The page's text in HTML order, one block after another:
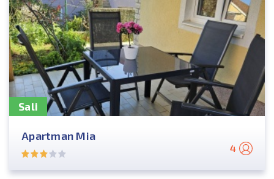
Sali
Apartman Mia
4